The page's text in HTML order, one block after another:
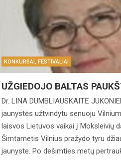
KONKURSAI, FESTIVALIAI
UŽGIEDOJO BALTAS
Dr. LINA DUMBLIAUSKAITĖ
jaunystės užtvindytu senuoju
laisvos Lietuvos vaikai į Moksleivių
Šimtametis Vilnius pražydo tyru
jaunyste. Po dešimties metų